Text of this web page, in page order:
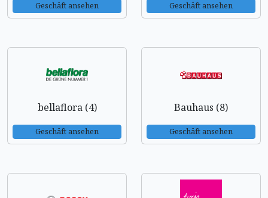
Geschäft ansehen Geschäft ansehen
bellaflora (4)
Geschäft ansehen
Bauhaus (8)
Geschäft ansehen